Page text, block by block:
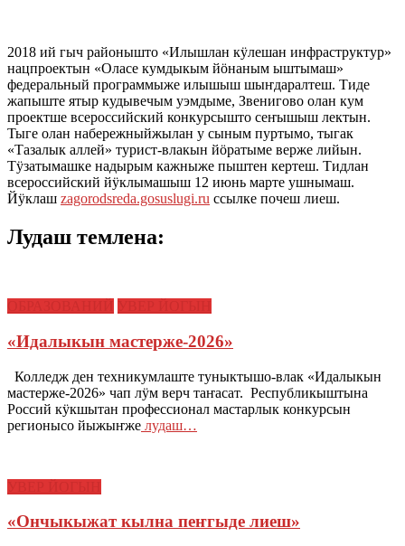
2018 ий гыч районышто «Илышлан кӱлешан инфраструктур»
нацпроектын «Оласе кумдыкым йӧнаным ыштымаш»
федеральный программыже илышыш шыҥдаралтеш. Тиде
жапыште ятыр кудывечым уэмдыме, Звенигово олан кум
проектше всероссийский конкурсышто сеҥышыш лектын.
Тыге олан набережныйжылан у сыным пуртымо, тыгак
«Тазалык аллей» турист-влакын йӧратыме верже лийын.
Тӱзатымашке надырым кажныже пыштен кертеш. Тидлан
всероссийский йӱклымашыш 12 июнь марте ушнымаш.
Йӱклаш zagorodsreda.gosuslugi.ru ссылке почеш лиеш.
Лудаш темлена:
«Идалыкын мастерже-2026»
Колледж ден техникумлаште туныктышо-влак «Идалыкын
мастерже-2026» чап лӱм верч таҥасат. Республикыштына
Россий кӱкшытан профессионал мастарлык конкурсын
регионысо йыжыҥже лудаш…
«Ончыкыжат кылна пеҥгыде лиеш»